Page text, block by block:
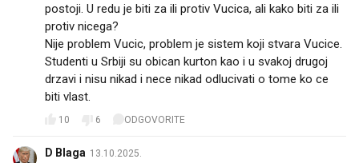
postoji. U redu je biti za ili protiv Vucica, ali kako biti za ili
protiv nicega?
Nije problem Vucic, problem je sistem koji stvara Vucice.
Studenti u Srbiji su obican kurton kao i u svakoj drugoj
drzavi i nisu nikad i nece nikad odlucivati o tome ko ce
biti vlast.
10 6 ODGOVORITE
D Blaga 13.10.2025.